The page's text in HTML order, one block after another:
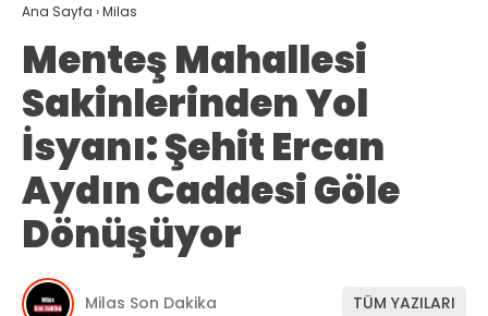
MUĞLA’DAN
ASAYIŞ
GÜNDEM
EKONOMI
SPOR
VEFAT
GENEL
Ana Sayfa ›Milas
Menteş Mahallesi
Sakinlerinden Yol
İsyanı: Şehit Ercan
Aydın Caddesi Göle
Dönüşüyor
Milas Son Dakika TÜM YAZILARI